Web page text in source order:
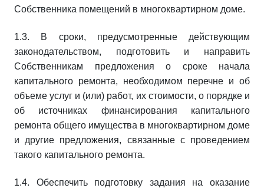
Собственника помещений в многоквартирном доме.
1.3. В сроки, предусмотренные действующим
законодательством, подготовить и направить
Собственникам предложения о сроке начала
капитального ремонта, необходимом перечне и об
объеме услуг и (или) работ, их стоимости, о порядке и
об источниках финансирования капитального
ремонта общего имущества в многоквартирном доме
и другие предложения, связанные с проведением
такого капитального ремонта.
1.4. Обеспечить подготовку задания на оказание